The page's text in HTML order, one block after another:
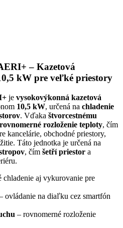
– Kazetová
kW pre veľké priestory
je vysokovýkonná kazetová
10,5 kW, určená na chladenie
. Vďaka štvorcestnému
rovnomerné rozloženie teploty, čím
kancelárie, obchodné priestory,
Táto jednotka je určená na
, čím šetří priestor a
chladenie aj vykurovanie pre
ovládanie na diaľku cez smartfón
– rovnomerné rozloženie